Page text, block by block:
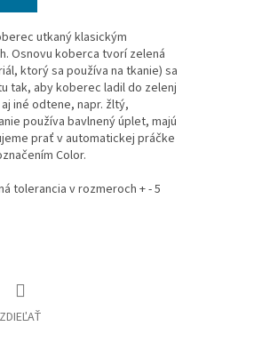
utkaný klasickým
Osnovu koberca tvorí zelená
ktorý sa používa na tkanie) sa
tak, aby koberec ladil do zelenj
iné odtene, napr. žltý,
používa bavlnený úplet, majú
prať v automatickej práčke
Color.
tolerancia v rozmeroch + - 5
ZDIEĽAŤ